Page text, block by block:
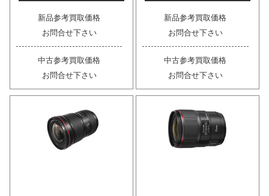
新品参考買取価格
お問合せ下さい
中古参考買取価格
お問合せ下さい
新品参考買取価格
お問合せ下さい
中古参考買取価格
お問合せ下さい